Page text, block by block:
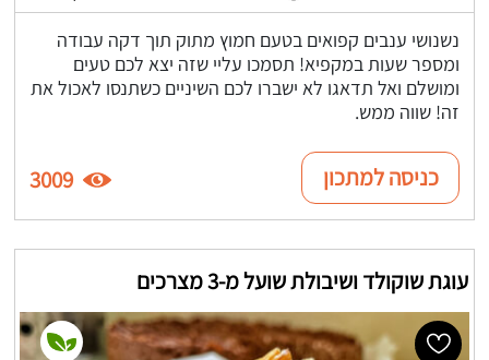
נשנושי ענבים קפואים בטעם חמוץ מתוק תוך דקה עבודה
ומספר שעות במקפיא! תסמכו עליי שזה יצא לכם טעים
ומושלם ואל תדאגו לא ישברו לכם השיניים כשתנסו לאכול את
זה! שווה ממש.
כניסה למתכון 3009
עוגת שוקולד ושיבולת שועל מ-3 מצרכים